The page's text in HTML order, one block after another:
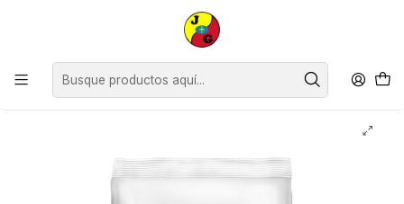
Disponible sólo Retiro en Tienda Osorno.
Despensa Abarrotes
Arroz Grado 1 Premium Banquete ( 5 x 1 KG )